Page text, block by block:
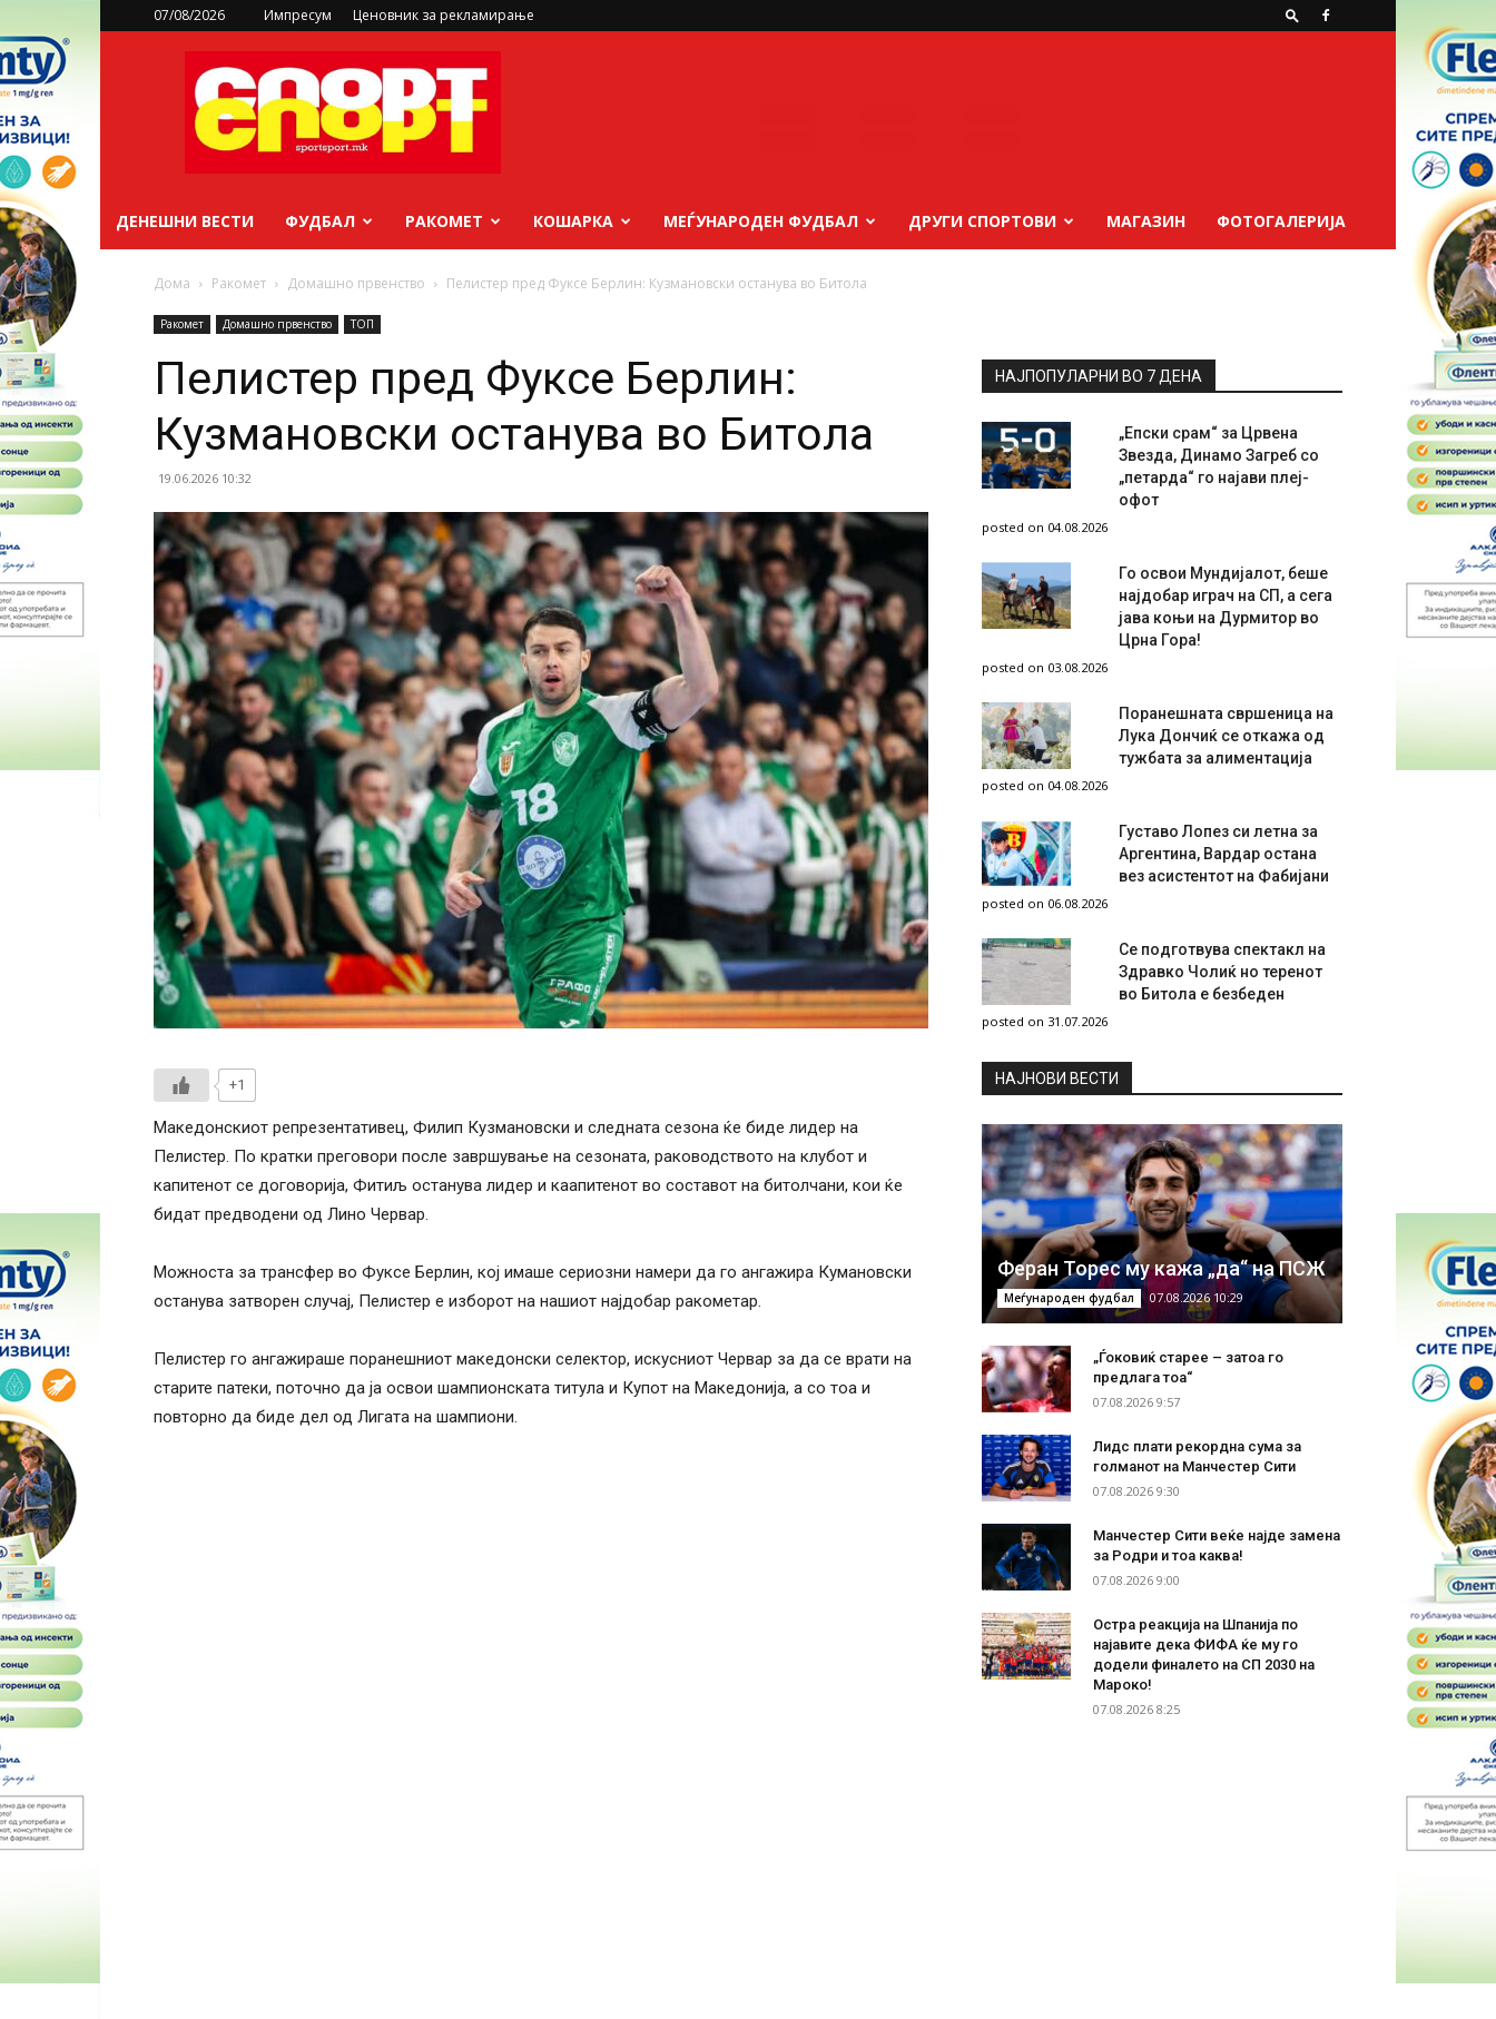
07/08/2026 Импресум Ценовник за рекламирање
sportsport.mk
ДЕНЕШНИ ВЕСТИ ФУДБАЛ РАКОМЕТ КОШАРКА МЕЃУНАРОДЕН ФУДБАЛ ДРУГИ СПОРТОВИ МАГАЗИН ФОТОГАЛЕРИЈА
Дома Ракомет Домашно првенство Пелистер пред Фуксе Берлин: Кузмановски останува во Битола
Ракомет Домашно првенство ТОП
Пелистер пред Фуксе Берлин:
Кузмановски останува во Битола
19.06.2026 10:32
+1
Македонскиот репрезентативец, Филип Кузмановски и следната сезона ќе биде лидер на
Пелистер. По кратки преговори после завршување на сезоната, раководството на клубот и
капитенот се договорија, Фитиљ останува лидер и каапитенот во составот на битолчани, кои ќе
бидат предводени од Лино Червар.
Можноста за трансфер во Фуксе Берлин, кој имаше сериозни намери да го ангажира Кумановски
останува затворен случај, Пелистер е изборот на нашиот најдобар ракометар.
Пелистер го ангажираше поранешниот македонски селектор, искусниот Червар за да се врати на
старите патеки, поточно да ја освои шампионската титула и Купот на Македонија, а со тоа и
повторно да биде дел од Лигата на шампиони.
НАЈПОПУЛАРНИ ВО 7 ДЕНА
„Епски срам“ за Црвена
Звезда, Динамо Загреб со
„петарда“ го најави плеј-
офот
posted on 04.08.2026
Го освои Мундијалот, беше
најдобар играч на СП, а сега
јава коњи на Дурмитор во
Црна Гора!
posted on 03.08.2026
Поранешната свршеница на
Лука Дончиќ се откажа од
тужбата за алиментација
posted on 04.08.2026
Густаво Лопез си летна за
Аргентина, Вардар остана
вез асистентот на Фабијани
posted on 06.08.2026
Се подготвува спектакл на
Здравко Чолиќ но теренот
во Битола е безбеден
posted on 31.07.2026
НAЈНОВИ ВЕСТИ
Феран Торес му кажа „да“ на ПСЖ
Меѓународен фудбал 07.08.2026 10:29
„Ѓоковиќ старее – затоа го
предлага тоа“
07.08.2026 9:57
Лидс плати рекордна сума за
голманот на Манчестер Сити
07.08.2026 9:30
Манчестер Сити веќе најде замена
за Родри и тоа каква!
07.08.2026 9:00
Остра реакција на Шпанија по
најавите дека ФИФА ќе му го
додели финалето на СП 2030 на
Мароко!
07.08.2026 8:25